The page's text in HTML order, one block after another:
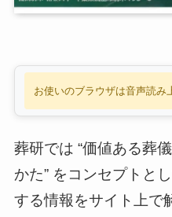
お使いのブラウザは音声読み
葬研では “価値ある葬
かた” をコンセプトと
する情報をサイト上で